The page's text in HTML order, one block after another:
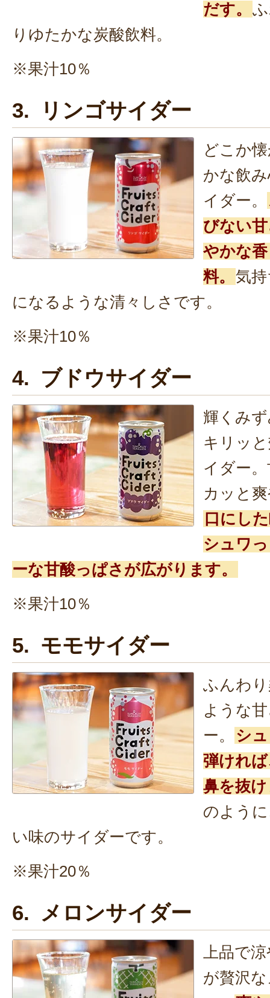
だす。
りゆたかな炭酸飲料。
※果汁10％
3. リンゴサイダー
どこか
かな飲
イダー。
びない
やかな
料。 気
になるような清々しさです。
※果汁10％
4. ブドウサイダー
輝くみ
キリッ
イダー
カッと
口にし
シュワ
ーな甘酸っぱさが広がります。
※果汁10％
5. モモサイダー
ふんわ
ような
ー。
シ
弾けれ
鼻を抜
のよう
い味のサイダーです。
※果汁20％
6. メロンサイダー
上品で
が贅沢